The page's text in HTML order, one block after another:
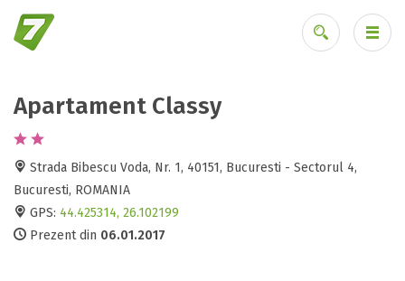
Apartament Classy
Strada Bibescu Voda, Nr. 1, 40151, Bucuresti - Sectorul 4,
Bucuresti, ROMANIA
GPS: 44.425314, 26.102199
Prezent din 06.01.2017